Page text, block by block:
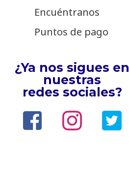
Encuéntranos
Puntos de pago
¿Ya nos sigues en
nuestras
redes sociales?